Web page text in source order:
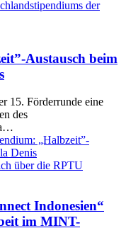
Austausch beim
15. Förderrunde eine
des
„Halbzeit”-
Denis
Indonesien“
im MINT-